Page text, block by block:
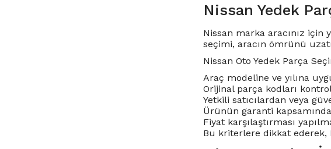
Nissan Yedek
Nissan marka aracınız için
seçimi, aracın ömrünü
Nissan Oto Yedek Parça
Araç modeline ve yılına
Orijinal parça kodları
Yetkili satıcılardan veya
Ürünün garanti
Fiyat karşılaştırması
Bu kriterlere dikkat ederek,